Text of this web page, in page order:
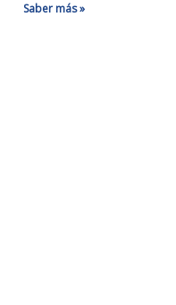
Saber más »